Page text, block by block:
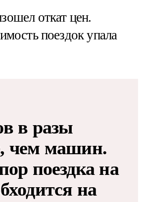
откат цен.
поездок упала
в разы
чем машин.
поездка на
на